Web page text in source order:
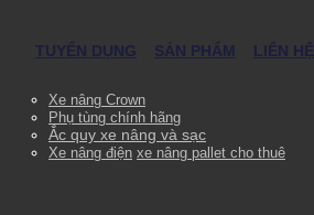
TUYỂN DỤNG SẢN PHẨM LIÊN HỆ
Xe nâng Crown
Phụ tùng chính hãng
Ắc quy xe nâng và sạc
Xe nâng điện xe nâng pallet cho thuê